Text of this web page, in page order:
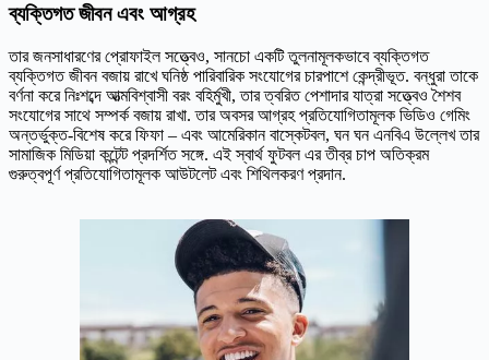
ব্যক্তিগত জীবন এবং আগ্রহ
তার জনসাধারণের প্রোফাইল সত্ত্বেও, সানচো একটি তুলনামূলকভাবে ব্যক্তিগত
ব্যক্তিগত জীবন বজায় রাখে ঘনিষ্ঠ পারিবারিক সংযোগের চারপাশে কেন্দ্রীভূত. বন্ধুরা তাকে
বর্ণনা করে নিঃশব্দে আত্মবিশ্বাসী বরং বহির্মুখী, তার ত্বরিত পেশাদার যাত্রা সত্ত্বেও শৈশব
সংযোগের সাথে সম্পর্ক বজায় রাখা. তার অবসর আগ্রহ প্রতিযোগিতামূলক ভিডিও গেমিং
অন্তর্ভুক্ত-বিশেষ করে ফিফা – এবং আমেরিকান বাস্কেটবল, ঘন ঘন এনবিএ উল্লেখ তার
সামাজিক মিডিয়া কন্টেন্ট প্রদর্শিত সঙ্গে. এই স্বার্থ ফুটবল এর তীব্র চাপ অতিক্রম
গুরুত্বপূর্ণ প্রতিযোগিতামূলক আউটলেট এবং শিথিলকরণ প্রদান.